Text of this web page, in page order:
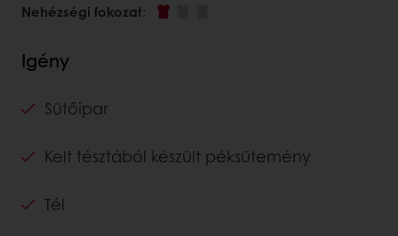
Nehézségi fokozat:
Igény
Sütőipar
Kelt tésztából készült péksütemény
Tél